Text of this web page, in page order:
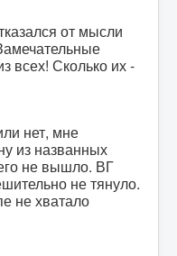
от мысли
всех! Сколько их -
нет, мне
из названных
не вышло. ВГ
не тянуло.
не хватало